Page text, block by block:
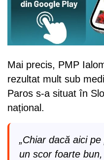
Mai precis, PMP
rezultat mult sub
Paros s-a situat în
național.
„Chiar dacă aici
un scor foarte